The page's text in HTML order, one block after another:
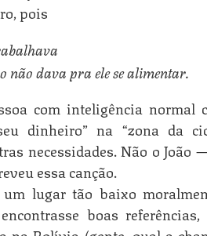
pois
não dava pra ele se alimentar.
com inteligência normal
dinheiro” na “zona da
necessidades. Não o
essa canção.
um lugar tão baixo
boas